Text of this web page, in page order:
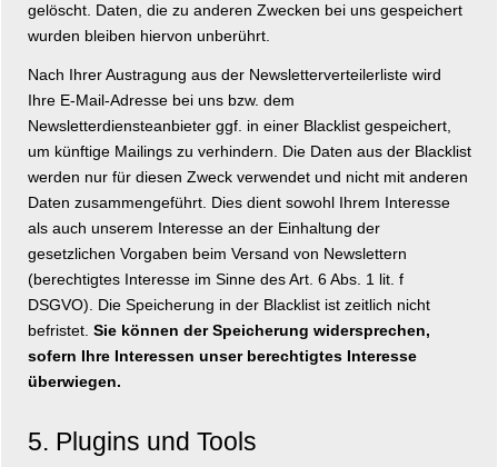
gelöscht. Daten, die zu anderen Zwecken bei uns gespeichert
wurden bleiben hiervon unberührt.
Nach Ihrer Austragung aus der Newsletterverteilerliste wird
Ihre E-Mail-Adresse bei uns bzw. dem
Newsletterdiensteanbieter ggf. in einer Blacklist gespeichert,
um künftige Mailings zu verhindern. Die Daten aus der Blacklist
werden nur für diesen Zweck verwendet und nicht mit anderen
Daten zusammengeführt. Dies dient sowohl Ihrem Interesse
als auch unserem Interesse an der Einhaltung der
gesetzlichen Vorgaben beim Versand von Newslettern
(berechtigtes Interesse im Sinne des Art. 6 Abs. 1 lit. f
DSGVO). Die Speicherung in der Blacklist ist zeitlich nicht
befristet. Sie können der Speicherung widersprechen,
sofern Ihre Interessen unser berechtigtes Interesse
überwiegen.
5. Plugins und Tools